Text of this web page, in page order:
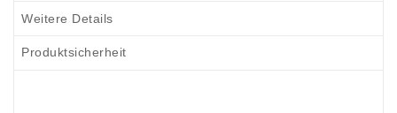
Weitere Details
Produktsicherheit